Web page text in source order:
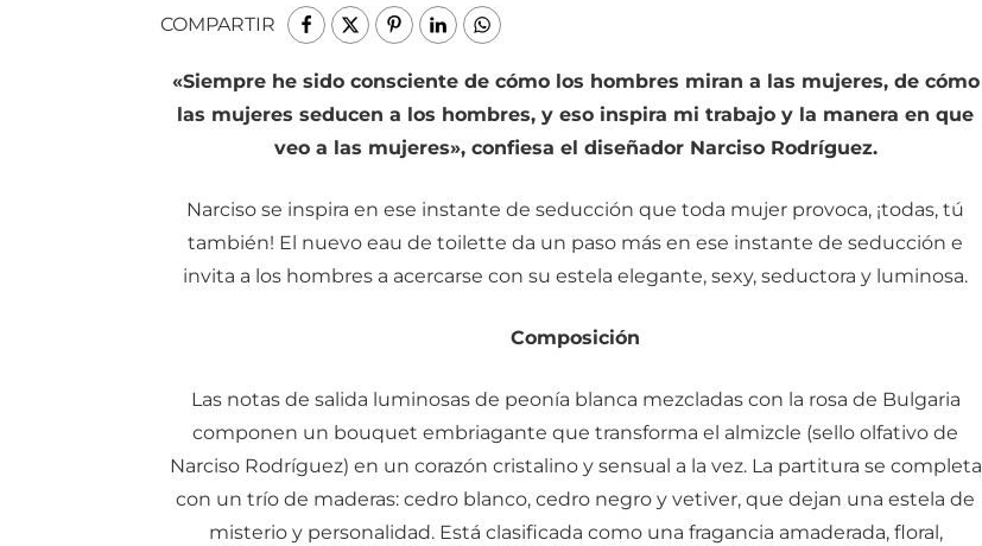
COMPARTIR
«Siempre he sido consciente de cómo los hombres miran a las mujeres, de cómo
las mujeres seducen a los hombres, y eso inspira mi trabajo y la manera en que
veo a las mujeres», confiesa el diseñador Narciso Rodríguez.
Narciso se inspira en ese instante de seducción que toda mujer provoca, ¡todas, tú
también! El nuevo eau de toilette da un paso más en ese instante de seducción e
invita a los hombres a acercarse con su estela elegante, sexy, seductora y luminosa.
Composición
Las notas de salida luminosas de peonía blanca mezcladas con la rosa de Bulgaria
componen un bouquet embriagante que transforma el almizcle (sello olfativo de
Narciso Rodríguez) en un corazón cristalino y sensual a la vez. La partitura se completa
con un trío de maderas: cedro blanco, cedro negro y vetiver, que dejan una estela de
misterio y personalidad. Está clasificada como una fragancia amaderada, floral,